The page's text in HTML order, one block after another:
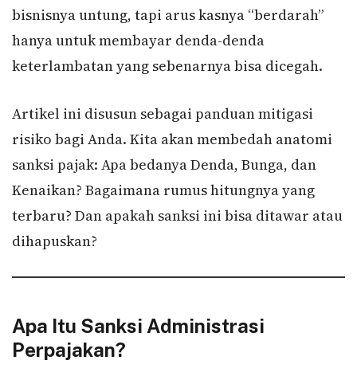
bisnisnya untung, tapi arus kasnya “berdarah”
hanya untuk membayar denda-denda
keterlambatan yang sebenarnya bisa dicegah.
Artikel ini disusun sebagai panduan mitigasi
risiko bagi Anda. Kita akan membedah anatomi
sanksi pajak: Apa bedanya Denda, Bunga, dan
Kenaikan? Bagaimana rumus hitungnya yang
terbaru? Dan apakah sanksi ini bisa ditawar atau
dihapuskan?
Apa Itu Sanksi Administrasi
Perpajakan?